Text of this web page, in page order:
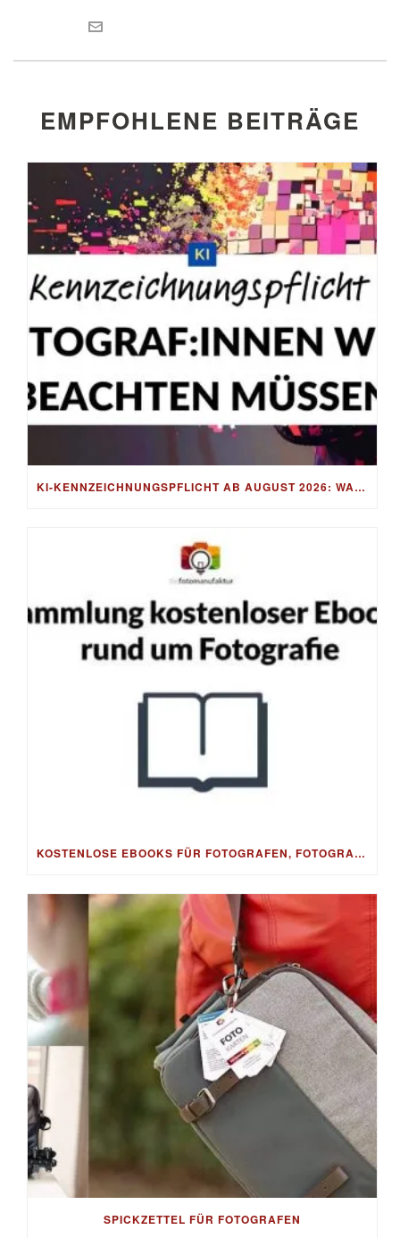
EMPFOHLENE BEITRÄGE
KI-KENNZEICHNUNGSPFLICHT AB AUGUST 2026: WAS FOTOGRAF:INNEN WIRKLICH BEACHTEN MÜSSEN
KOSTENLOSE EBOOKS FÜR FOTOGRAFEN, FOTOGRAFIE, BESSERE FOTOS & BILDBEARBEITUNG, FOTO-TIPPS & FOTO-BUSINESS – GRATIS ALS DOWNLOAD
SPICKZETTEL FÜR FOTOGRAFEN